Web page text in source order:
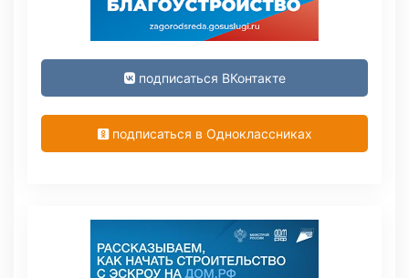
подписаться ВКонтакте
подписаться в Одноклассниках